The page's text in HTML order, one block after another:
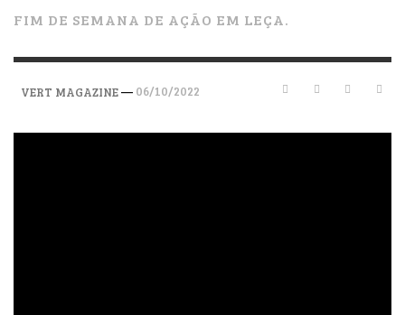
FIM DE SEMANA DE AÇÃO EM LEÇA.
VERT MAGAZINE— 06/10/2022